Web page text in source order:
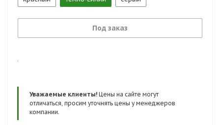
Под заказ
.
Уважаемые клиенты! Цены на сайте могут
отличаться, просим уточнять цены у менеджеров
компании.